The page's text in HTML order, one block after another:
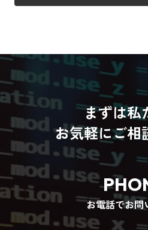
まずは私
お気軽にご相
お電話でお問